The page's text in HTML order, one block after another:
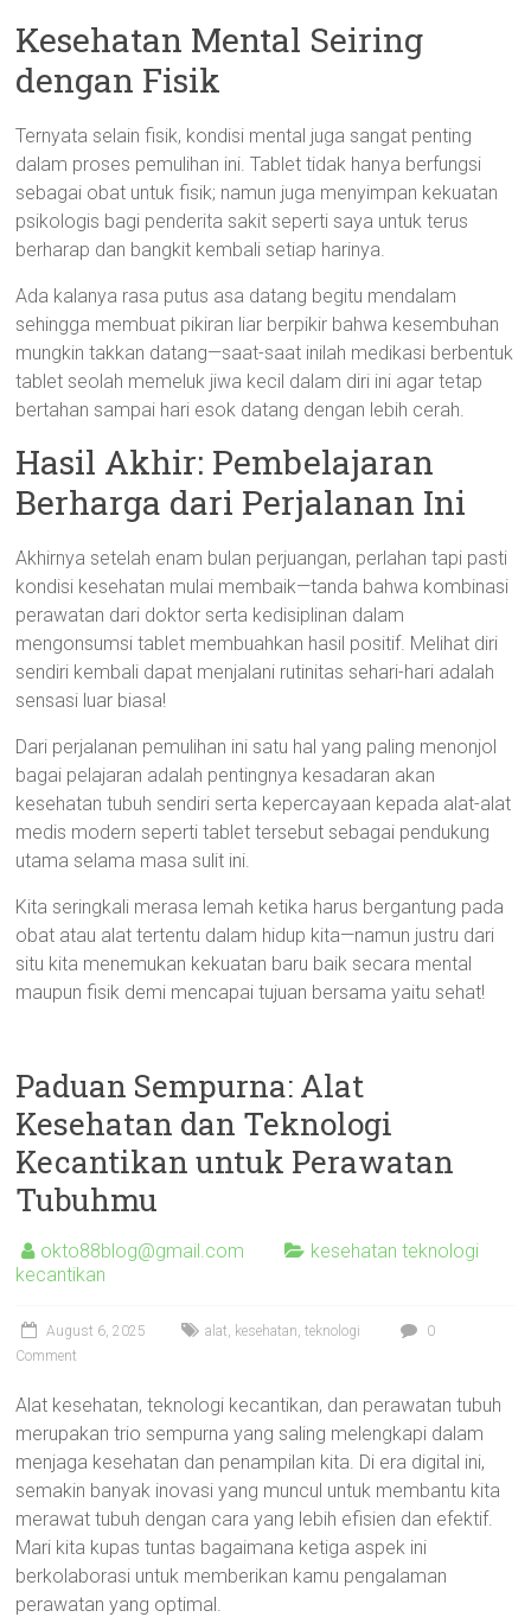
Kesehatan Mental Seiring
dengan Fisik
Ternyata selain fisik, kondisi mental juga sangat penting
dalam proses pemulihan ini. Tablet tidak hanya berfungsi
sebagai obat untuk fisik; namun juga menyimpan kekuatan
psikologis bagi penderita sakit seperti saya untuk terus
berharap dan bangkit kembali setiap harinya.
Ada kalanya rasa putus asa datang begitu mendalam
sehingga membuat pikiran liar berpikir bahwa kesembuhan
mungkin takkan datang—saat-saat inilah medikasi berbentuk
tablet seolah memeluk jiwa kecil dalam diri ini agar tetap
bertahan sampai hari esok datang dengan lebih cerah.
Hasil Akhir: Pembelajaran
Berharga dari Perjalanan Ini
Akhirnya setelah enam bulan perjuangan, perlahan tapi pasti
kondisi kesehatan mulai membaik—tanda bahwa kombinasi
perawatan dari doktor serta kedisiplinan dalam
mengonsumsi tablet membuahkan hasil positif. Melihat diri
sendiri kembali dapat menjalani rutinitas sehari-hari adalah
sensasi luar biasa!
Dari perjalanan pemulihan ini satu hal yang paling menonjol
bagai pelajaran adalah pentingnya kesadaran akan
kesehatan tubuh sendiri serta kepercayaan kepada alat-alat
medis modern seperti tablet tersebut sebagai pendukung
utama selama masa sulit ini.
Kita seringkali merasa lemah ketika harus bergantung pada
obat atau alat tertentu dalam hidup kita—namun justru dari
situ kita menemukan kekuatan baru baik secara mental
maupun fisik demi mencapai tujuan bersama yaitu sehat!
Paduan Sempurna: Alat
Kesehatan dan Teknologi
Kecantikan untuk Perawatan
Tubuhmu
okto88blog@gmail.com
kesehatan teknologi
kecantikan
August 6, 2025 alat, kesehatan,teknologi
0
Comment
Alat kesehatan, teknologi kecantikan, dan perawatan tubuh
merupakan trio sempurna yang saling melengkapi dalam
menjaga kesehatan dan penampilan kita. Di era digital ini,
semakin banyak inovasi yang muncul untuk membantu kita
merawat tubuh dengan cara yang lebih efisien dan efektif.
Mari kita kupas tuntas bagaimana ketiga aspek ini
berkolaborasi untuk memberikan kamu pengalaman
perawatan yang optimal.